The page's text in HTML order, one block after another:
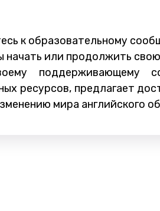
к образовательному
начать или продолжить
поддерживающему
ресурсов, предлагает
мира английского